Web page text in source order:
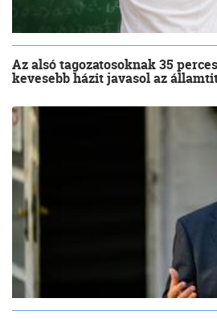
Az alsó tagozatosoknak 35
kevesebb házit javasol az